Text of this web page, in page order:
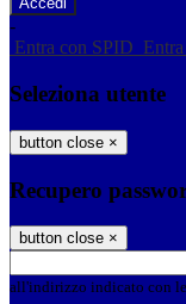
-
Entra con SPID
Seleziona utente
button close ×
Recupero
button close ×
all'indirizzo indicato con